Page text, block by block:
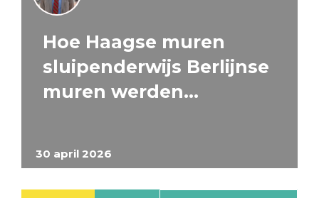
30 april 2026
Hoe Haagse muren
sluipenderwijs Berlijnse
muren werden…